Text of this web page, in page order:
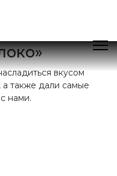
вкусом
а также дали самые
нами.